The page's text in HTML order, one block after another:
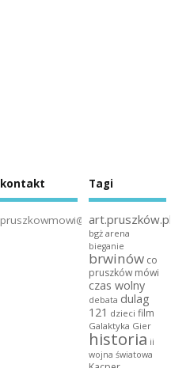
kontakt
pruszkowmowi@gmail.com
Tagi
art.pruszków.pl
bgż arena
bieganie
brwinów co
pruszków mówi
czas wolny
debata dulag
121 dzieci film
Galaktyka Gier
historia ii
wojna światowa